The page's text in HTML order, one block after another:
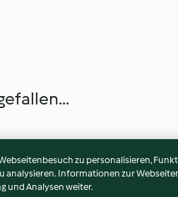
zu personalisieren,
analysieren. Informationen zur
und Analysen weiter.